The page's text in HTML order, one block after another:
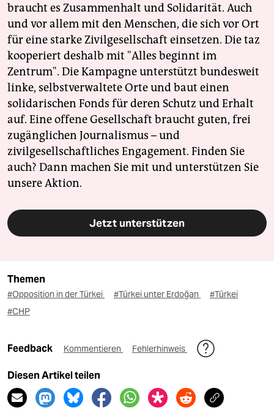
braucht es Zusammenhalt und Solidarität. Auch
und vor allem mit den Menschen, die sich vor Ort
für eine starke Zivilgesellschaft einsetzen. Die taz
kooperiert deshalb mit "Alles beginnt im
Zentrum". Die Kampagne unterstützt bundesweit
linke, selbstverwaltete Orte und baut einen
solidarischen Fonds für deren Schutz und Erhalt
auf. Eine offene Gesellschaft braucht guten, frei
zugänglichen Journalismus – und
zivilgesellschaftliches Engagement. Finden Sie
auch? Dann machen Sie mit und unterstützen Sie
unsere Aktion.
Jetzt unterstützen
Themen
#Opposition in der Türkei #Türkei unter Erdoğan
#Türkei
#CHP
Feedback Kommentieren Fehlerhinweis
Diesen Artikel teilen